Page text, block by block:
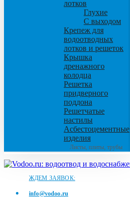
лотков
Глухие
С выходом
Крепеж для
водоотводных
лотков и решеток
Крышка
дренажного
колодца
Решетка
придверного
поддона
Решетчатые
настилы
Асбестоцементные
изделия
Листы, плиты, трубы
ЖДЕМ ЗАЯВОК:
info@vodoo.ru